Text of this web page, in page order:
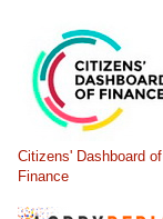
Citizens' Dashboard of
Finance